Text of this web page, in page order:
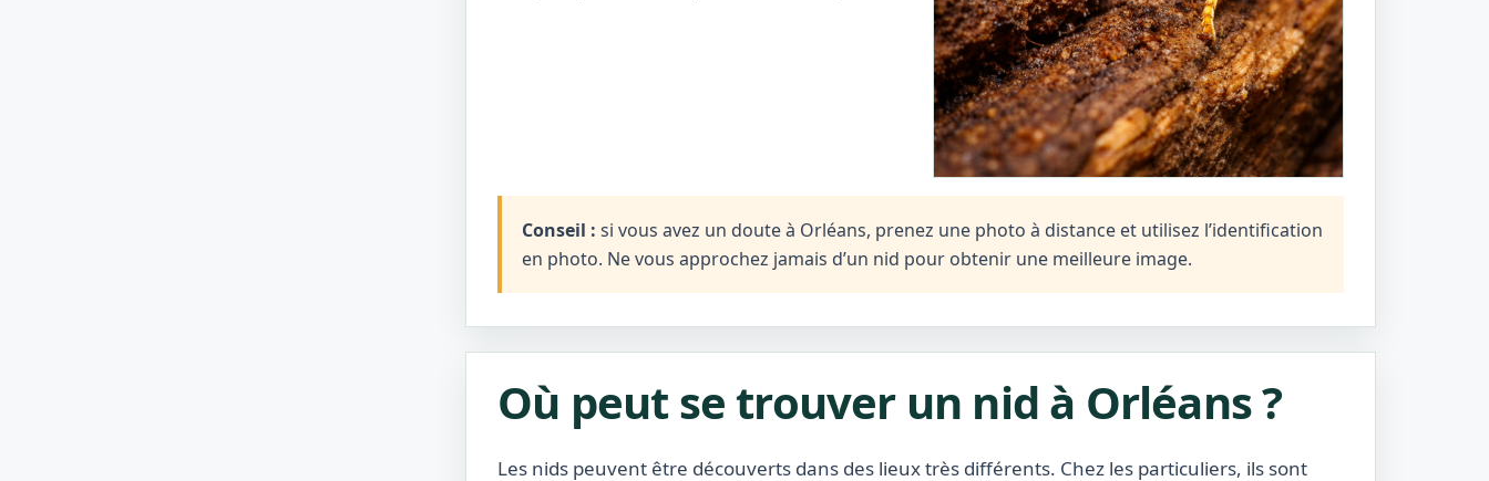
Conseil : si vous avez un doute à Orléans, prenez une photo à distance et utilisez l’identification
en photo. Ne vous approchez jamais d’un nid pour obtenir une meilleure image.
Où peut se trouver un nid à Orléans ?
Les nids peuvent être découverts dans des lieux très différents. Chez les particuliers, ils sont